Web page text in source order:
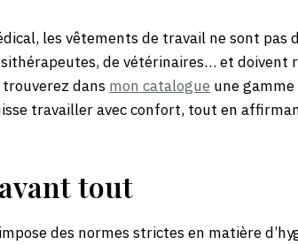
les vêtements de travail ne sont
de vétérinaires… et doivent
trouverez dansmon catalogueune
travailler avec confort, tout en
tout
des normes strictes en matière